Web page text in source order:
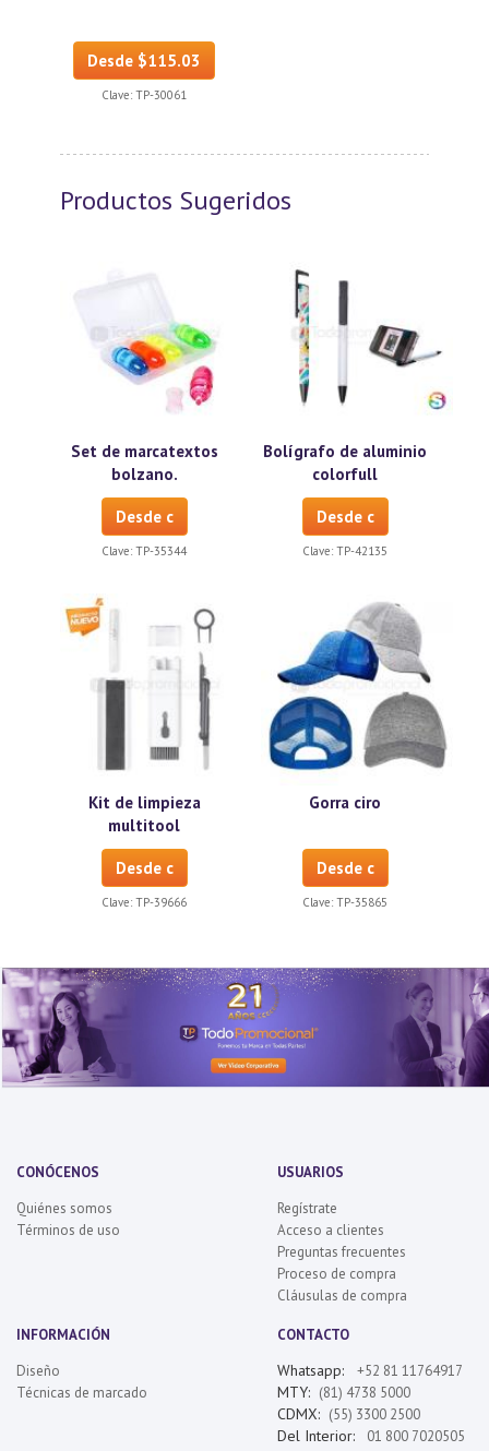
Desde $115.03
Clave: TP-30061
Productos Sugeridos
Set de marcatextos
bolzano.
Desde c
Clave: TP-35344
Bolígrafo de aluminio
colorfull
Desde c
Clave: TP-42135
Kit de limpieza
multitool
Desde c
Clave: TP-39666
Gorra ciro
Desde c
Clave: TP-35865
CONÓCENOS
Quiénes somos
Términos de uso
USUARIOS
Regístrate
Acceso a clientes
Preguntas frecuentes
Proceso de compra
Cláusulas de compra
INFORMACIÓN
Diseño
Técnicas de marcado
CONTACTO
Whatsapp: +52 81 11764917
MTY: (81) 4738 5000
CDMX: (55) 3300 2500
Del Interior: 01 800 7020505